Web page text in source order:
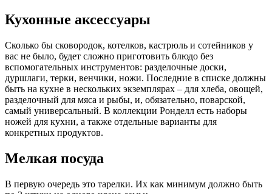
Кухонные аксессуары
Сколько бы сковородок, котелков, кастрюль и сотейников у
вас не было, будет сложно приготовить блюдо без
вспомогательных инструментов: разделочные доски,
дуршлаги, терки, венчики, ножи. Последние в списке должны
быть на кухне в нескольких экземплярах – для хлеба, овощей,
разделочный для мяса и рыбы, и, обязательно, поварской,
самый универсальный. В коллекции Ронделл есть наборы
ножей для кухни, а также отдельные варианты для
конкретных продуктов.
Мелкая посуда
В первую очередь это тарелки. Их как минимум должно быть